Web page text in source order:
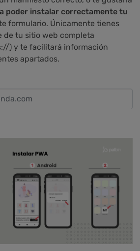
poder instalar correctamente tu
formulario. Únicamente tienes
de tu sitio web completa
) y te facilitará información
apartados.